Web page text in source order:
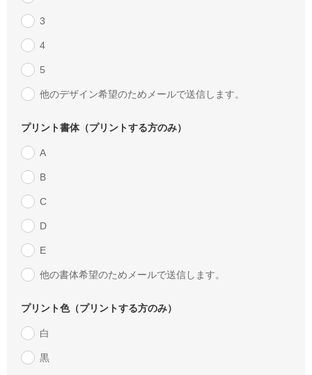
3
4
5
他のデザイン希望のためメールで送信します。
プリント書体（プリントする方のみ）
A
B
C
D
E
他の書体希望のためメールで送信します。
プリント色（プリントする方のみ）
白
黒